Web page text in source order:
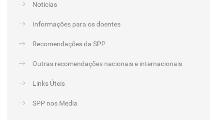
Notícias
Informações para os doentes
Recomendações da SPP
Outras recomendações nacionais e internacionais
Links Úteis
SPP nos Media